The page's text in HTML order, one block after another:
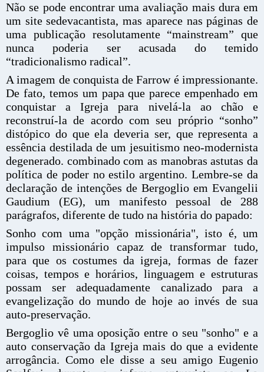
Não se pode encontrar uma avaliação mais dura em
um site sedevacantista, mas aparece nas páginas de
uma publicação resolutamente “mainstream” que
nunca poderia ser acusada do temido
“tradicionalismo radical”.
A imagem de conquista de Farrow é impressionante.
De fato, temos um papa que parece empenhado em
conquistar a Igreja para nivelá-la ao chão e
reconstruí-la de acordo com seu próprio “sonho”
distópico do que ela deveria ser, que representa a
essência destilada de um jesuitismo neo-modernista
degenerado. combinado com as manobras astutas da
política de poder no estilo argentino. Lembre-se da
declaração de intenções de Bergoglio em Evangelii
Gaudium (EG), um manifesto pessoal de 288
parágrafos, diferente de tudo na história do papado:
Sonho com uma "opção missionária", isto é, um
impulso missionário capaz de transformar tudo,
para que os costumes da igreja, formas de fazer
coisas, tempos e horários, linguagem e estruturas
possam ser adequadamente canalizado para a
evangelização do mundo de hoje ao invés de sua
auto-preservação.
Bergoglio vê uma oposição entre o seu "sonho" e a
auto conservação da Igreja mais do que a evidente
arrogância. Como ele disse a seu amigo Eugenio